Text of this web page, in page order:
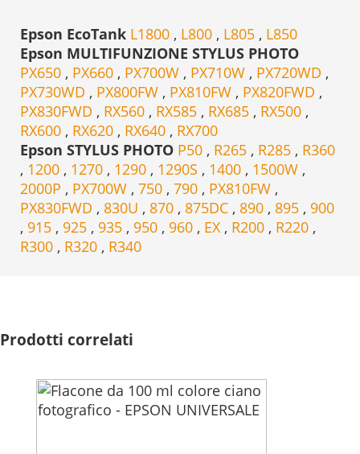
Epson EcoTank L1800 , L800 , L805 , L850
Epson MULTIFUNZIONE STYLUS PHOTO
PX650 , PX660 , PX700W , PX710W , PX720WD ,
PX730WD , PX800FW , PX810FW , PX820FWD ,
PX830FWD , RX560 , RX585 , RX685 , RX500 ,
RX600 , RX620 , RX640 , RX700
Epson STYLUS PHOTO P50 , R265 , R285 , R360
, 1200 , 1270 , 1290 , 1290S , 1400 , 1500W ,
2000P , PX700W , 750 , 790 , PX810FW ,
PX830FWD , 830U , 870 , 875DC , 890 , 895 , 900
, 915 , 925 , 935 , 950 , 960 , EX , R200 , R220 ,
R300 , R320 , R340
Prodotti correlati